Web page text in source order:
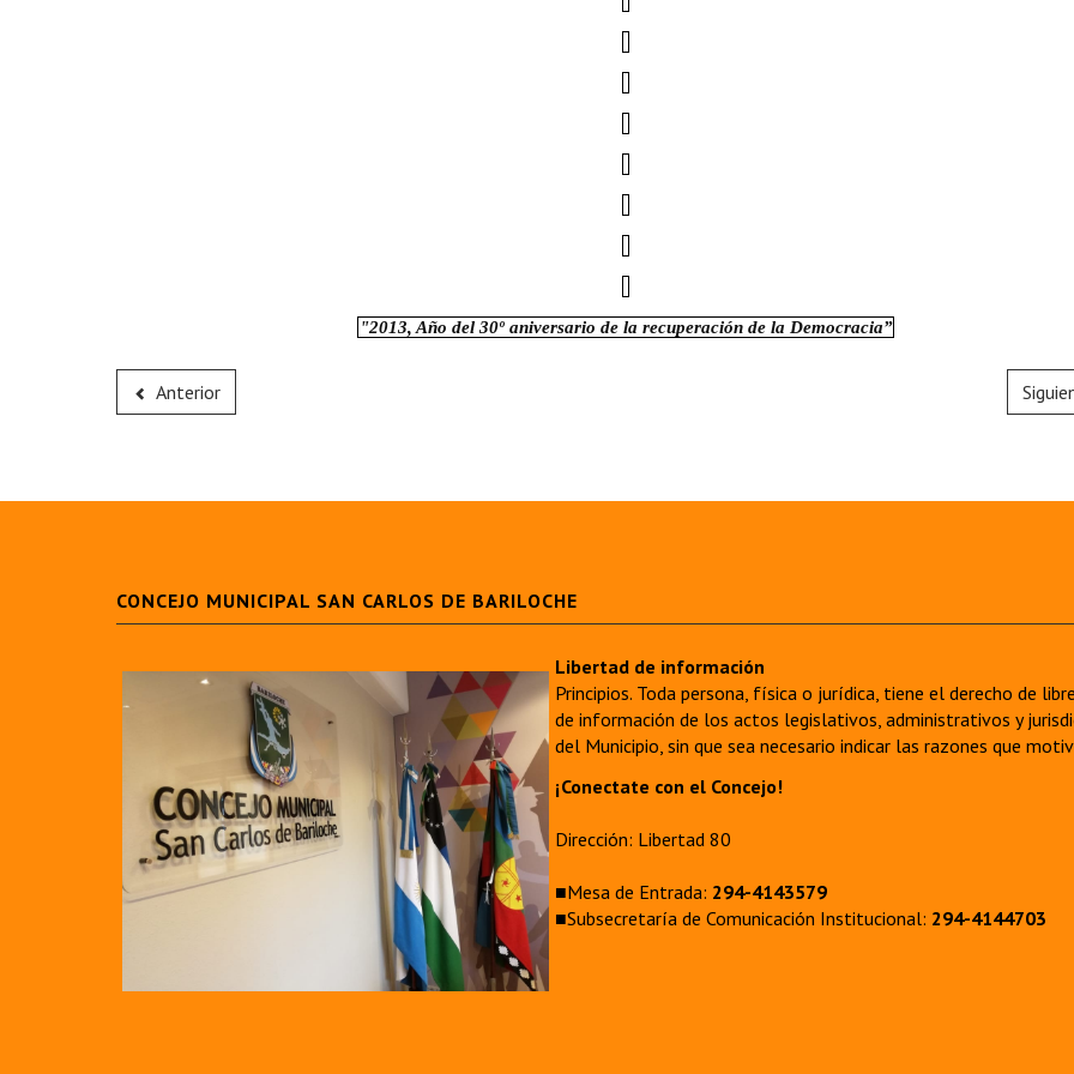
"2013, Año del 30º aniversario de la recuperación de la Democracia”
Anterior
CONCEJO MUNICIPAL SAN CARLOS DE BARILOCHE
Libertad de información
Principios. Toda persona, física o jurídica, tiene el derecho de
de información de los actos legislativos, administrativos y
del Municipio, sin que sea necesario indicar las razones que
¡Conectate con el Concejo!
Dirección: Libertad 80
■Mesa de Entrada: 294-4143579
■Subsecretaría de Comunicación Institucional: 294-4144703